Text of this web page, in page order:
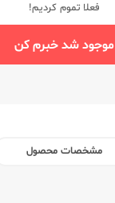
فعلا تموم کردیم!
موجود شد خبرم کن
مشخصات محصول